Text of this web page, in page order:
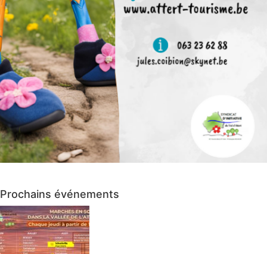
Prochains événements